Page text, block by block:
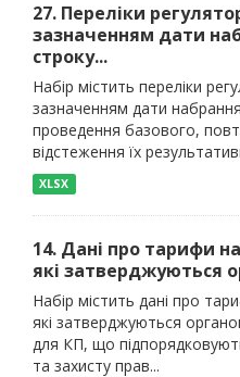
27. Переліки
зазначенням дати
строку...
Набір містить переліки
зазначенням дати
проведення базового,
відстеження їх
XLSX
14. Дані про тарифи
які затверджуються
Набір містить дані про
які затверджуються
для КП, що
та захисту прав...